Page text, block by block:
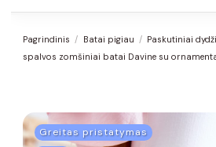
Pagrindinis Batai pigiau Paskutiniai
spalvos zomšiniai batai Davine su
Greitas pristatymas